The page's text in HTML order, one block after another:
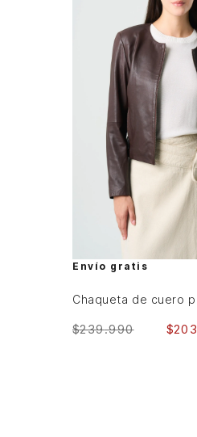
Envío gratis
$239.990 $203